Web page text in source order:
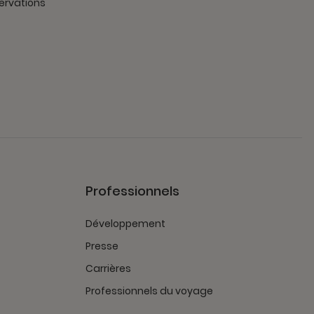
Professionnels
Développement
Presse
Carrières
Professionnels du voyage